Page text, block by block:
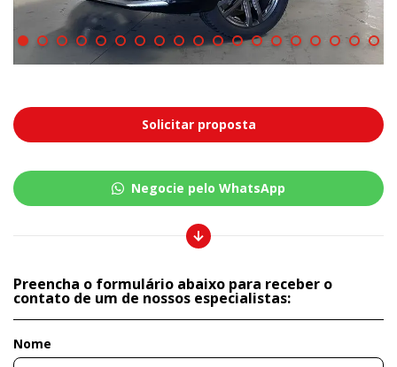
Solicitar proposta
Negocie pelo WhatsApp
Preencha o formulário abaixo para receber o
contato de um de nossos especialistas:
Nome